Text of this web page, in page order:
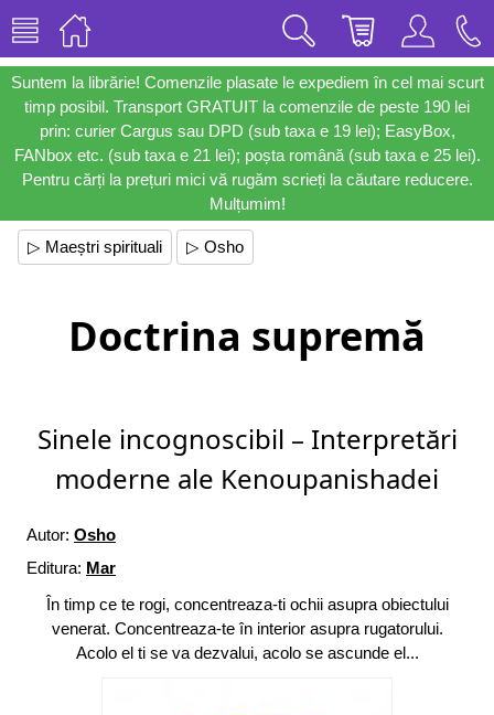
Suntem la librărie! Comenzile plasate le expediem în cel mai scurt
timp posibil. Transport GRATUIT la comenzile de peste 190 lei
prin: curier Cargus sau DPD (sub taxa e 19 lei); EasyBox,
FANbox etc. (sub taxa e 21 lei); poșta română (sub taxa e 25 lei).
Pentru cărți la prețuri mici vă rugăm scrieți la căutare reducere.
Mulțumim!
▷ Maeștri spirituali ▷ Osho
Doctrina supremă
Sinele incognoscibil – Interpretări
moderne ale Kenoupanishadei
Autor: Osho
Editura: Mar
În timp ce te rogi, concentreaza-ti ochii asupra obiectului
venerat. Concentreaza-te în interior asupra rugatorului.
Acolo el ti se va dezvalui, acolo se ascunde el...